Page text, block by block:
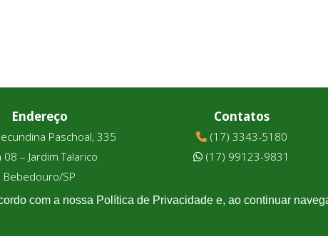
Endereço
Paschoal, 335
08 – Jardim Talarico
Bebedouro/SP
Contatos
(17) 3343-5180
(17) 99123-9831
com a nossa Política de Privacidade e, ao continuar